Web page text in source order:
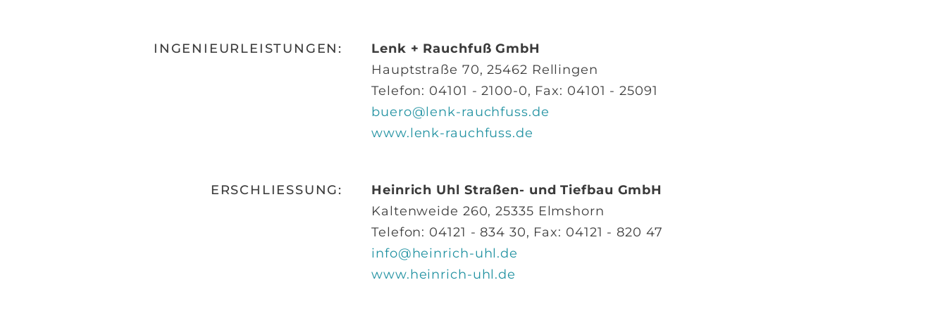
INGENIEURLEISTUNGEN:
Lenk + Rauchfuß GmbH
Hauptstraße 70, 25462 Rellingen
Telefon: 04101 - 2100-0, Fax: 04101 - 25091
buero@lenk-rauchfuss.de
www.lenk-rauchfuss.de
ERSCHLIESSUNG:
Heinrich Uhl Straßen- und Tiefbau GmbH
Kaltenweide 260, 25335 Elmshorn
Telefon: 04121 - 834 30, Fax: 04121 - 820 47
info@heinrich-uhl.de
www.heinrich-uhl.de